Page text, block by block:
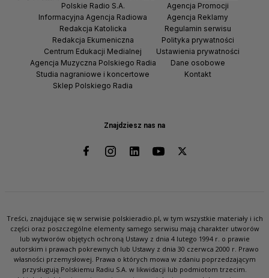
Znajdziesz nas na
Polskie Radio S.A.
Informacyjna Agencja Radiowa
Redakcja Katolicka
Redakcja Ekumeniczna
Centrum Edukacji Medialnej
Agencja Muzyczna Polskiego Radia
Studia nagraniowe i koncertowe
Sklep Polskiego Radia
Agencja Promocji
Agencja Reklamy
Regulamin serwisu
Polityka prywatności
Ustawienia prywatności
Dane osobowe
Kontakt
Treści, znajdujące się w serwisie polskieradio.pl, w tym wszystkie materiały i ich
części oraz poszczególne elementy samego serwisu mają charakter utworów
lub wytworów objętych ochroną Ustawy z dnia 4 lutego 1994 r. o prawie
autorskim i prawach pokrewnych lub Ustawy z dnia 30 czerwca 2000 r. Prawo
własności przemysłowej. Prawa o których mowa w zdaniu poprzedzającym
przysługują Polskiemu Radiu S.A. w likwidacji lub podmiotom trzecim.